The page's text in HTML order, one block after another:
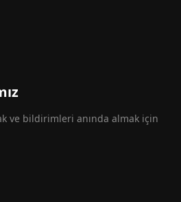
ve bildirimleri anında almak için